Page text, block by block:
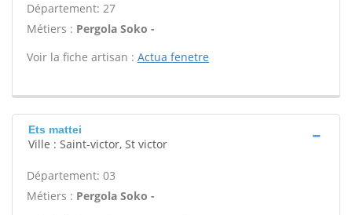
Département: 27
Métiers : Pergola Soko -
Voir la fiche artisan : Actua fenetre
Ets mattei
Ville : Saint-victor, St victor
Département: 03
Métiers : Pergola Soko -